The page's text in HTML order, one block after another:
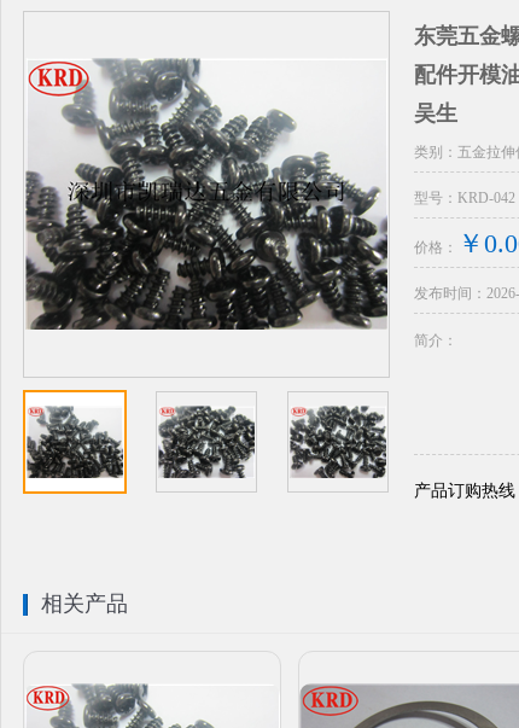
东莞五金
配件开模
吴生
类别：五金拉
型号：KRD-042
价格： ￥
发布时间：
简介：
产品订购热线
相关产品